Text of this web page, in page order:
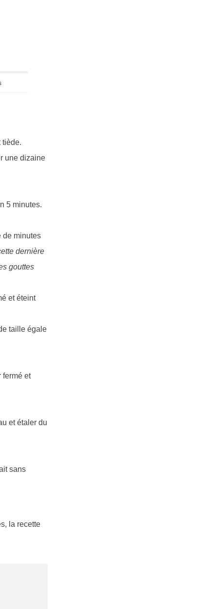
tiède.
une dizaine
5 minutes.
de minutes
dernière
gouttes
et éteint
taille égale
fermé et
et étaler du
sans
la recette